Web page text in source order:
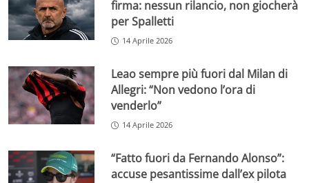
firma: nessun rilancio, non giocherà
per Spalletti
14 Aprile 2026
Leao sempre più fuori dal Milan di
Allegri: “Non vedono l’ora di
venderlo”
14 Aprile 2026
“Fatto fuori da Fernando Alonso”:
accuse pesantissime dall’ex pilota